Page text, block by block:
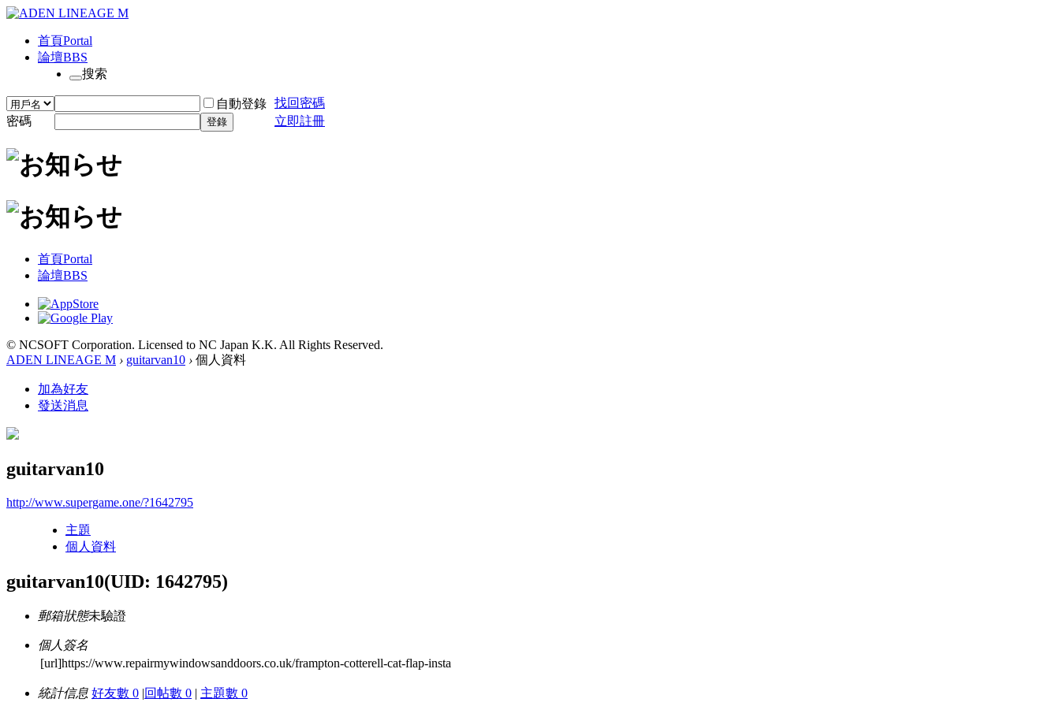
首頁Portal
論壇BBS
搜索
自動登錄 找回密碼
密碼
登錄 立即註冊
首頁Portal
論壇BBS
© NCSOFT Corporation. Licensed to NC Japan K.K. All Rights Reserved.
ADEN LINEAGE M › guitarvan10 › 個人資料
加為好友
發送消息
guitarvan10
http://www.supergame.one/?1642795
主題
個人資料
guitarvan10(UID: 1642795)
郵箱狀態未驗證
個人簽名
[url]https://www.repairmywindowsanddoors.co.uk/frampton-cotterell-cat-flap-insta
統計信息 好友數 0 |回帖數 0 | 主題數 0